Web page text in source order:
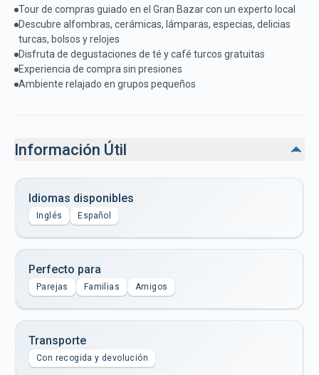
Tour de compras guiado en el Gran Bazar con un experto local
Descubre alfombras, cerámicas, lámparas, especias, delicias
turcas, bolsos y relojes
Disfruta de degustaciones de té y café turcos gratuitas
Experiencia de compra sin presiones
Ambiente relajado en grupos pequeños
Información Útil
Idiomas disponibles
Inglés Español
Perfecto para
Parejas Familias Amigos
Transporte
Con recogida y devolución